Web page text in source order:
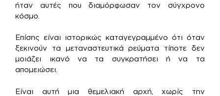
ήταν αυτές που διαμόρφωσαν τον σύγχρονο
κόσμο.
Επίσης είναι ιστορικώς καταγεγραμμένο ότι όταν
ξεκινούν τα μεταναστευτικά ρεύματα τίποτε δεν
μοιάζει ικανό να τα συγκρατήσει ή να τα
απομειώσει.
Είναι αυτή μια θεμελιακή αρχή, χωρίς την